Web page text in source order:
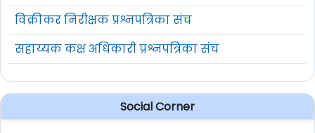
विक्रीकर निरीक्षक प्रश्नपत्रिका संच
सहाय्यक कक्ष अधिकारी प्रश्नपत्रिका संच
Social Corner